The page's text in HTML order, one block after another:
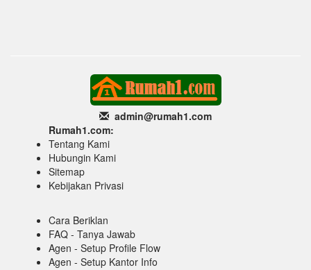
admin@rumah1.com
Rumah1.com:
Tentang Kami
Hubungin Kami
Sitemap
Kebijakan Privasi
Cara Beriklan
FAQ - Tanya Jawab
Agen - Setup Profile Flow
Agen - Setup Kantor Info